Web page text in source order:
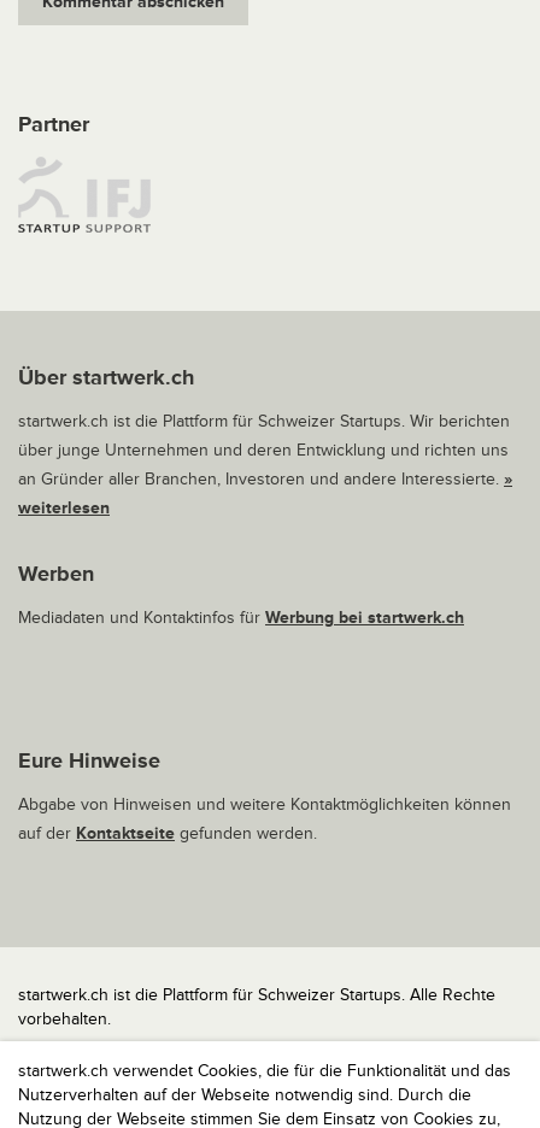
startwerk.ch verwendet Cookies, die für die Funktionalität und das
Nutzerverhalten auf der Webseite notwendig sind. Durch die
Nutzung der Webseite stimmen Sie dem Einsatz von Cookies zu,
Partner
Über startwerk.ch
startwerk.ch ist die Plattform für Schweizer Startups. Wir berichten
über junge Unternehmen und deren Entwicklung und richten uns
an Gründer aller Branchen, Investoren und andere Interessierte. »
weiterlesen
Werben
Mediadaten und Kontaktinfos für Werbung bei startwerk.ch
Eure Hinweise
Abgabe von Hinweisen und weitere Kontaktmöglichkeiten können
auf der Kontaktseite gefunden werden.
startwerk.ch ist die Plattform für Schweizer Startups. Alle Rechte
vorbehalten.
Impressum
Kontakt
nach oben